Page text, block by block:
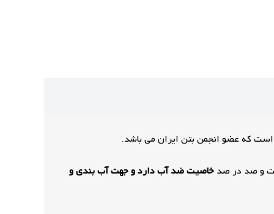
خاصیت ضد آب دارد و جهت آب بندی و